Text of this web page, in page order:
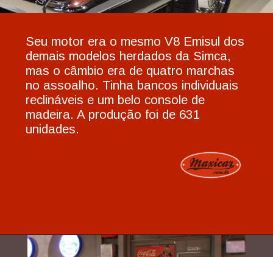
Seu motor era o mesmo V8 Emisul dos
demais modelos herdados da Simca,
mas o câmbio era de quatro marchas
no assoalho. Tinha bancos individuais
reclináveis e um belo console de
madeira. A produção foi de 631
unidades.
Opening